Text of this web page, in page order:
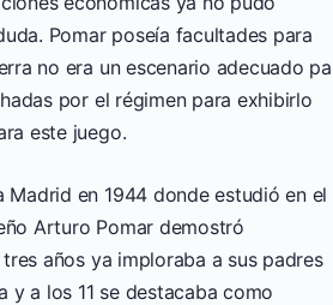
Pomar poseía facultades para
no era un escenario adecuado
por el régimen para exhibirlo
este juego.
Madrid en 1944 donde estudió en el
Arturo Pomar demostró
años ya imploraba a sus padres
y a los 11 se destacaba como